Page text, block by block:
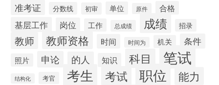
准考证 分数线 初审 单位 原件 合格
基层工作 岗位 工作 总成绩 成绩 招录
教师 教师资格 时间 时间为 机关 条件
照片 申论 的人 知识 科目 笔试
结构化 考官 考生 考试 职位 能力